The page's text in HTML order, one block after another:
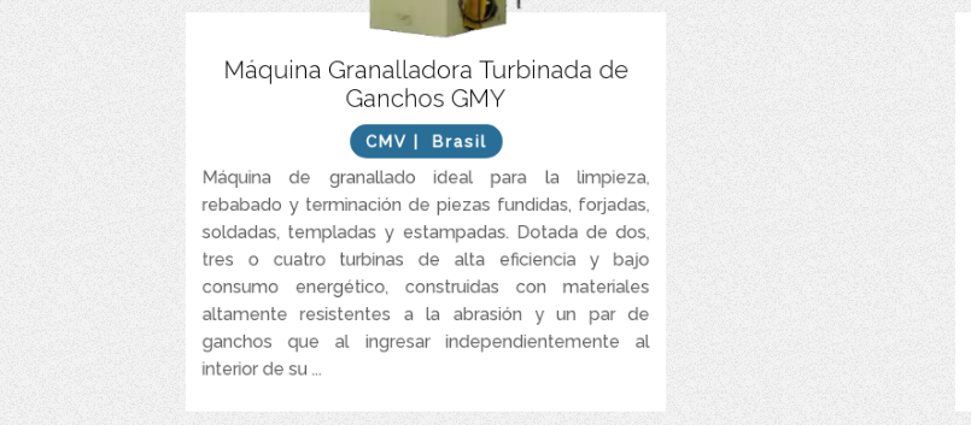
Máquina Granalladora Turbinada de
Ganchos GMY
CMV | Brasil
Máquina de granallado ideal para la limpieza,
rebabado y terminación de piezas fundidas, forjadas,
soldadas, templadas y estampadas. Dotada de dos,
tres o cuatro turbinas de alta eficiencia y bajo
consumo energético, construidas con materiales
altamente resistentes a la abrasión y un par de
ganchos que al ingresar independientemente al
interior de su ...
Construida con acero resistente al desgaste.
Caracterizada por ciclos extremadamente rápidos. que reducen
Asegura una la limpieza total de la piezas aun si posee una
geometría compleja.
Opera con granalla de acero al carbono esférica y angular
(opcional)